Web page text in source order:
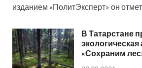
изданием «ПолитЭксперт» он
В Татарстане
экологическая
«Сохраним